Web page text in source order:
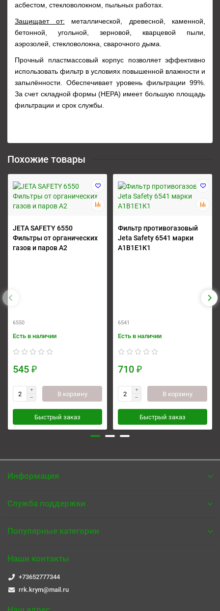
асбестом, стекловолокном, пыльных работах.
Защищает от: металлической, древесной, каменной,
бетонной, угольной, зерновой, кварцевой пыли,
аэрозолей, стекловолокна, сварочного дыма.
Прочный пластмассовый корпус позволяет эффективно
использовать фильтр в условиях повышенной влажности и
запылённости. Обеспечивает уровень фильтрации 99%.
За счет складной формы (HEPA) имеет большую площадь
фильтрации и срок службы.
Похожие товары
JETA SAFETY 6550
Фильтры от органических
газов и паров A2
6550
Есть в наличии
545 ₽
В корзину
Быстрый заказ
Фильтр противогазовый
Jeta Safety 6541 марки
А1В1Е1К1
6541
Есть в наличии
710 ₽
В корзину
Быстрый заказ
Информация
Служба поддержки
Популярные категории
Наши контакты
+73652777344
rrk.krym@mail.ru